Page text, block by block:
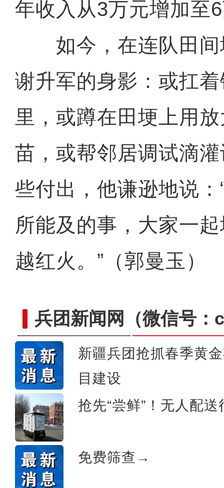
年收入从3万元增加至
如今，在连队田间
谢升军的身影：或扛
里，或蹲在田埂上用
苗，或帮邻居调试滴
些付出，他谦逊地说
所能及的事，大家一
越红火。”（郭曼玉）
兵团新闻网 （微信号
新疆兵团抢抓春季黄
目建设
抢先“尝鲜”！无人配
免费筛查→
侨乡故事 | 喀什土陶技艺